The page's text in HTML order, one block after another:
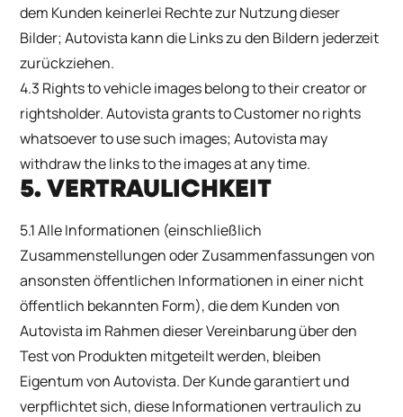
dem Kunden keinerlei Rechte zur Nutzung dieser
Bilder; Autovista kann die Links zu den Bildern jederzeit
zurückziehen.
4.3 Rights to vehicle images belong to their creator or
rightsholder. Autovista grants to Customer no rights
whatsoever to use such images; Autovista may
withdraw the links to the images at any time.
5. VERTRAULICHKEIT
5.1 Alle Informationen (einschließlich
Zusammenstellungen oder Zusammenfassungen von
ansonsten öffentlichen Informationen in einer nicht
öffentlich bekannten Form), die dem Kunden von
Autovista im Rahmen dieser Vereinbarung über den
Test von Produkten mitgeteilt werden, bleiben
Eigentum von Autovista. Der Kunde garantiert und
verpflichtet sich, diese Informationen vertraulich zu